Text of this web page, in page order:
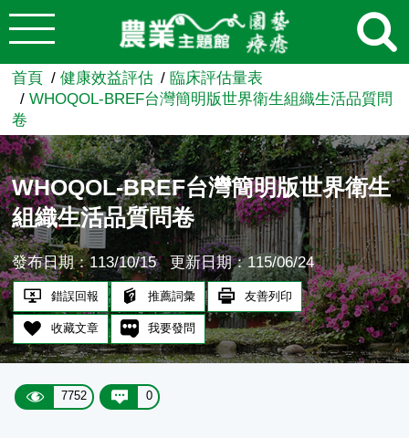
跳到主要內容
農業知識入口網
首頁 健康效益評估
臨床評估量表
WHOQOL-BREF台灣簡明版世界衛生組織生活品質問
卷
WHOQOL-BREF台灣簡明版世界衛生
組織生活品質問卷
發布日期：113/10/15 更新日期：115/06/24
錯誤回報 推薦詞彙 友善列印
收藏文章 我要發問
7752 0